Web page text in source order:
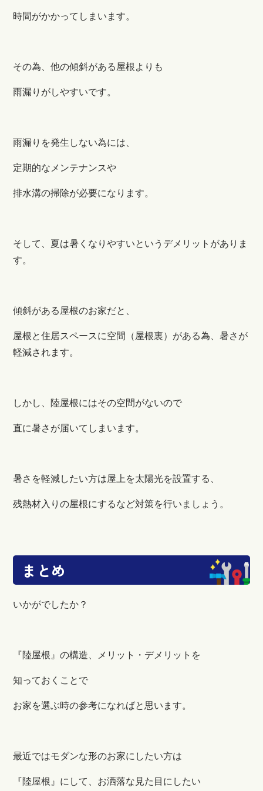
時間がかかってしまいます。
その為、他の傾斜がある屋根よりも
雨漏りがしやすいです。
雨漏りを発生しない為には、
定期的なメンテナンスや
排水溝の掃除が必要になります。
そして、夏は暑くなりやすいというデメリットがありま
す。
傾斜がある屋根のお家だと、
屋根と住居スペースに空間（屋根裏）がある為、暑さが
軽減されます。
しかし、陸屋根にはその空間がないので
直に暑さが届いてしまいます。
暑さを軽減したい方は屋上を太陽光を設置する、
残熱材入りの屋根にするなど対策を行いましょう。
まとめ
いかがでしたか？
『陸屋根』の構造、メリット・デメリットを
知っておくことで
お家を選ぶ時の参考になればと思います。
最近ではモダンな形のお家にしたい方は
『陸屋根』にして、お洒落な見た目にしたい